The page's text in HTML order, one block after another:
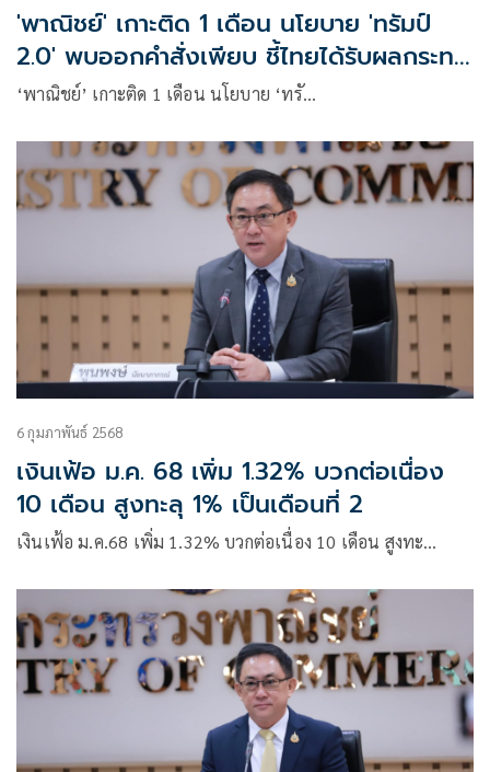
'พาณิชย์' เกาะติด 1 เดือน นโยบาย 'ทรัมป์
2.0' พบออกคำสั่งเพียบ ชี้ไทยได้รับผลกระทบ
แน่
‘พาณิชย์’ เกาะติด 1 เดือน นโยบาย ‘ทรั…
6 กุมภาพันธ์ 2568
เงินเฟ้อ ม.ค. 68 เพิ่ม 1.32% บวกต่อเนื่อง
10 เดือน สูงทะลุ 1% เป็นเดือนที่ 2
เงินเฟ้อ ม.ค.68 เพิ่ม 1.32% บวกต่อเนื่อง 10 เดือน สูงทะ…